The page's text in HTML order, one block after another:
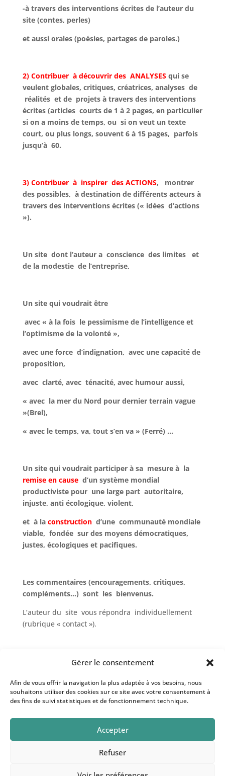
Gérer le consentement
Afin de vous offrir la navigation la plus adaptée à vos besoins, nous
souhaitons utiliser des cookies sur ce site avec votre consentement à
des fins de suivi statistiques et de fonctionnement technique.
Accepter
Refuser
-à travers des interventions écrites de l’auteur du
site (contes, perles)
et aussi orales (poésies, partages de paroles.)
2) Contribuer à découvrir desANALYSESqui se
veulent globales, critiques, créatrices, analyses de
réalités et de projets à travers des interventions
écrites (articles courts de 1 à 2 pages, en particulier
si on a moins de temps, ou si on veut un texte
court, ou plus longs, souvent 6 à 15 pages, parfois
jusqu’à 60.
3) Contribuer à inspirer desACTIONS, montrer
des possibles, à destination de différents acteurs à
travers des interventions écrites (« idées d’actions
»).
Un site dont l’auteur a conscience des limites et
de la modestie de l’entreprise,
Un site qui voudrait être
avec « à la fois le pessimisme de l’intelligence et
l’optimisme de la volonté »,
avec une force d’indignation, avec une capacité de
proposition,
avec clarté, avec ténacité, avec humour aussi,
« avec la mer du Nord pour dernier terrain vague
»(Brel),
« avec le temps, va, tout s’en va » (Ferré) …
Un site qui voudrait participer à sa mesure à la
remise en caused’un système mondial
productiviste pour une large part autoritaire,
injuste, anti écologique, violent,
et à la constructiond’une communauté mondiale
viable, fondée sur des moyens démocratiques,
justes, écologiques et pacifiques.
Les commentaires (encouragements, critiques,
compléments…) sont les bienvenus.
L’auteur du site vous répondra individuellement
(rubrique « contact »).
Je remercie chaleureusement l’entreprise
pour l’aide précieuse, compétente, patiente et
conviviale dans la réalisation technique de ce site
« au trésor des souffles ».